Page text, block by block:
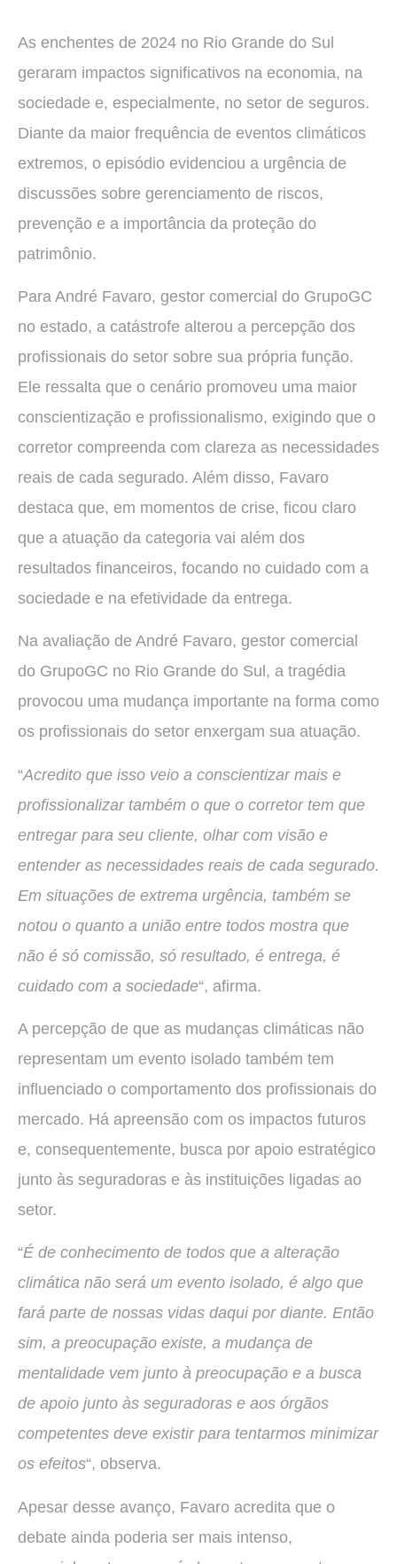
As enchentes de 2024 no Rio Grande do Sul
geraram impactos significativos na economia, na
sociedade e, especialmente, no setor de seguros.
Diante da maior frequência de eventos climáticos
extremos, o episódio evidenciou a urgência de
discussões sobre gerenciamento de riscos,
prevenção e a importância da proteção do
patrimônio.
Para André Favaro, gestor comercial do GrupoGC
no estado, a catástrofe alterou a percepção dos
profissionais do setor sobre sua própria função.
Ele ressalta que o cenário promoveu uma maior
conscientização e profissionalismo, exigindo que o
corretor compreenda com clareza as necessidades
reais de cada segurado. Além disso, Favaro
destaca que, em momentos de crise, ficou claro
que a atuação da categoria vai além dos
resultados financeiros, focando no cuidado com a
sociedade e na efetividade da entrega.
Na avaliação de André Favaro, gestor comercial
do GrupoGC no Rio Grande do Sul, a tragédia
provocou uma mudança importante na forma como
os profissionais do setor enxergam sua atuação.
“Acredito que isso veio a conscientizar mais e
profissionalizar também o que o corretor tem que
entregar para seu cliente, olhar com visão e
entender as necessidades reais de cada segurado.
Em situações de extrema urgência, também se
notou o quanto a união entre todos mostra que
não é só comissão, só resultado, é entrega, é
cuidado com a sociedade“, afirma.
A percepção de que as mudanças climáticas não
representam um evento isolado também tem
influenciado o comportamento dos profissionais do
mercado. Há apreensão com os impactos futuros
e, consequentemente, busca por apoio estratégico
junto às seguradoras e às instituições ligadas ao
setor.
“É de conhecimento de todos que a alteração
climática não será um evento isolado, é algo que
fará parte de nossas vidas daqui por diante. Então
sim, a preocupação existe, a mudança de
mentalidade vem junto à preocupação e a busca
de apoio junto às seguradoras e aos órgãos
competentes deve existir para tentarmos minimizar
os efeitos“, observa.
Apesar desse avanço, Favaro acredita que o
debate ainda poderia ser mais intenso,